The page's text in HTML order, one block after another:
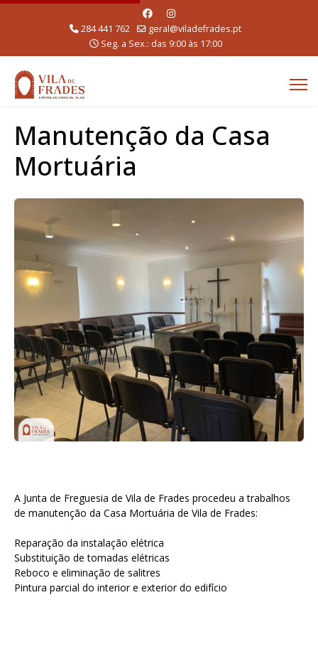
284 441 762
geral@viladefrades.pt
Seg. a Sex.: das 9:00 às 17:00
Manutenção da Casa
Mortuária
A Junta de Freguesia de Vila de Frades procedeu a trabalhos
de manutenção da Casa Mortuária de Vila de Frades:
Reparação da instalação elétrica
Substituição de tomadas elétricas
Reboco e eliminação de salitres
Pintura parcial do interior e exterior do edifício